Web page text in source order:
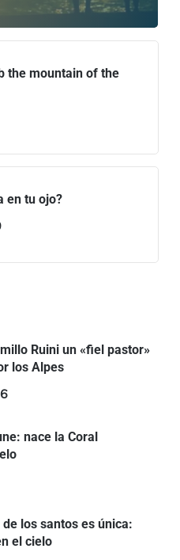
the mountain of the
en tu ojo?
Ruini un «fiel pastor»
los Alpes
nace la Coral
los santos es única:
el cielo